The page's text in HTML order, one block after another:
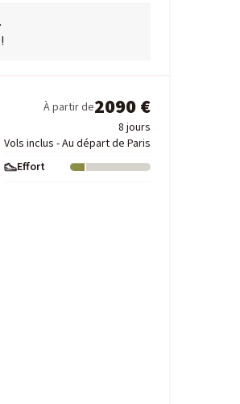
À partir de2090 €
8 jours
Vols inclus - Au départ de Paris
Effort
Niveau : 1